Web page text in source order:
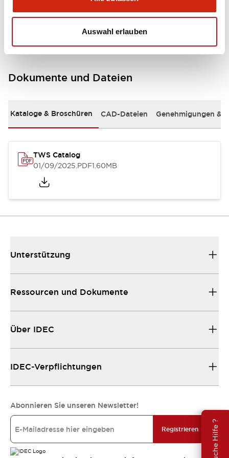
Auswahl erlauben
Brauche Hilfe ?
Mounting and Installation Specifications
Dokumente und Dateien
Kataloge & Broschüren CAD-Dateien Genehmigungen &
TWS Catalog
01/09/2025.PDF1.60MB
Unterstützung
Ressourcen und Dokumente
Über IDEC
IDEC-Verpflichtungen
Abonnieren Sie unseren Newsletter!
Registrieren